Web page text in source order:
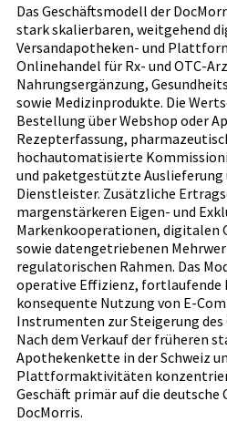
Das Geschäftsmodell der
stark skalierbaren, weitgehend
Versandapotheken- und
Onlinehandel für Rx- und OTC-
Nahrungsergänzung,
sowie Medizinprodukte. Die
Bestellung über Webshop oder
Rezepterfassung,
hochautomatisierte
und paketgestützte Auslieferung
Dienstleister. Zusätzliche
margenstärkeren Eigen- und
Markenkooperationen, digitalen
sowie datengetriebenen
regulatorischen Rahmen. Das
operative Effizienz, fortlaufende
konsequente Nutzung von E-
Instrumenten zur Steigerung
Nach dem Verkauf der früheren
Apothekenkette in der Schweiz
Plattformaktivitäten
Geschäft primär auf die
DocMorris.